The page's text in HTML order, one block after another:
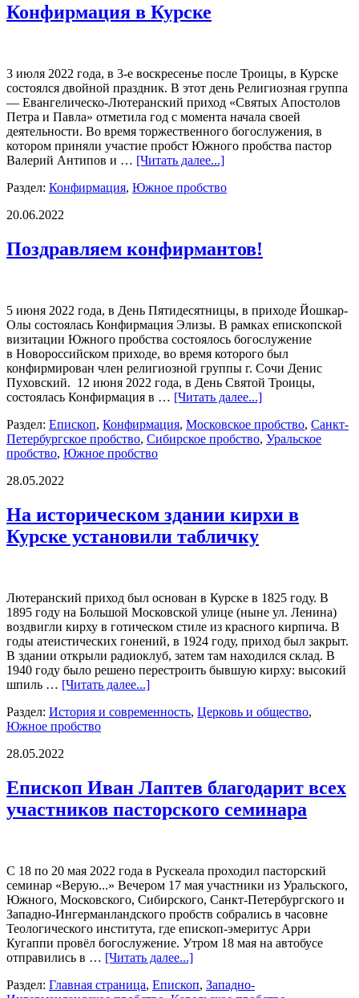
Конфирмация в Курске
3 июля 2022 года, в 3-е воскресенье после Троицы, в Курске
состоялся двойной праздник. В этот день Религиозная группа
— Евангелическо-Лютеранский приход «Святых Апостолов
Петра и Павла» отметила год с момента начала своей
деятельности. Во время торжественного богослужения, в
котором приняли участие пробст Южного пробства пастор
Валерий Антипов и … [Читать далее...]
Раздел: Конфирмация, Южное пробство
20.06.2022
Поздравляем конфирмантов!
5 июня 2022 года, в День Пятидесятницы, в приходе Йошкар-
Олы состоялась Конфирмация Элизы. В рамках епископской
визитации Южного пробства состоялось богослужение
в Новороссийском приходе, во время которого был
конфирмирован член религиозной группы г. Сочи Денис
Пуховский. 12 июня 2022 года, в День Святой Троицы,
состоялась Конфирмация в … [Читать далее...]
Раздел: Епископ, Конфирмация, Московское пробство, Санкт-
Петербургское пробство, Сибирское пробство, Уральское
пробство, Южное пробство
28.05.2022
На историческом здании кирхи в
Курске установили табличку
Лютеранский приход был основан в Курске в 1825 году. В
1895 году на Большой Московской улице (ныне ул. Ленина)
воздвигли кирху в готическом стиле из красного кирпича. В
годы атеистических гонений, в 1924 году, приход был закрыт.
В здании открыли радиоклуб, затем там находился склад. В
1940 году было решено перестроить бывшую кирху: высокий
шпиль … [Читать далее...]
Раздел: История и современность, Церковь и общество,
Южное пробство
28.05.2022
Епископ Иван Лаптев благодарит всех
участников пасторского семинара
С 18 по 20 мая 2022 года в Рускеала проходил пасторский
семинар «Верую...» Вечером 17 мая участники из Уральского,
Южного, Московского, Сибирского, Санкт-Петербургского и
Западно-Ингерманландского пробств собрались в часовне
Теологического института, где епископ-эмеритус Арри
Кугаппи провёл богослужение. Утром 18 мая на автобусе
отправились в … [Читать далее...]
Раздел: Главная страница, Епископ, Западно-